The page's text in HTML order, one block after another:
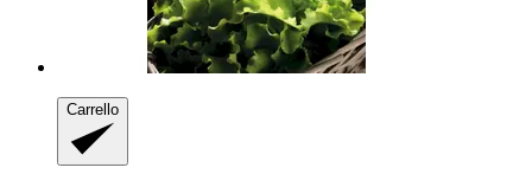
Carrello